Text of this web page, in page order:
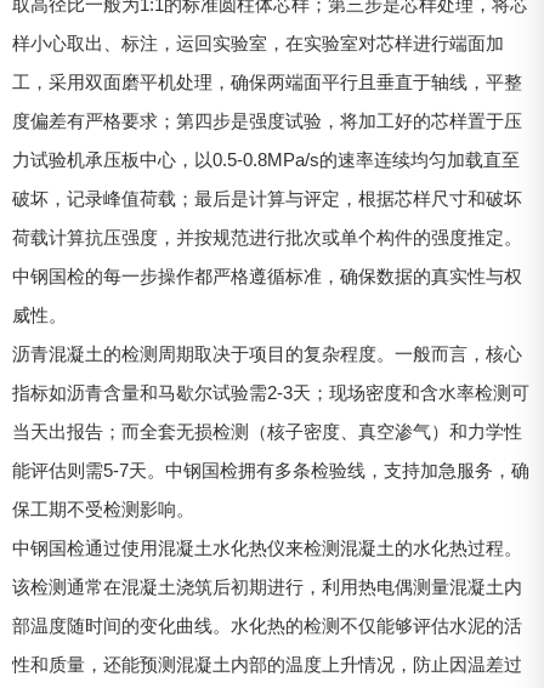
取高径比一般为1:1的标准圆柱体芯样；第三步是芯样处理，将芯
样小心取出、标注，运回实验室，在实验室对芯样进行端面加
工，采用双面磨平机处理，确保两端面平行且垂直于轴线，平整
度偏差有严格要求；第四步是强度试验，将加工好的芯样置于压
力试验机承压板中心，以0.5-0.8MPa/s的速率连续均匀加载直至
破坏，记录峰值荷载；最后是计算与评定，根据芯样尺寸和破坏
荷载计算抗压强度，并按规范进行批次或单个构件的强度推定。
中钢国检的每一步操作都严格遵循标准，确保数据的真实性与权
威性。
沥青混凝土的检测周期取决于项目的复杂程度。一般而言，核心
指标如沥青含量和马歇尔试验需2-3天；现场密度和含水率检测可
当天出报告；而全套无损检测（核子密度、真空渗气）和力学性
能评估则需5-7天。中钢国检拥有多条检验线，支持加急服务，确
保工期不受检测影响。
中钢国检通过使用混凝土水化热仪来检测混凝土的水化热过程。
该检测通常在混凝土浇筑后初期进行，利用热电偶测量混凝土内
部温度随时间的变化曲线。水化热的检测不仅能够评估水泥的活
性和质量，还能预测混凝土内部的温度上升情况，防止因温差过